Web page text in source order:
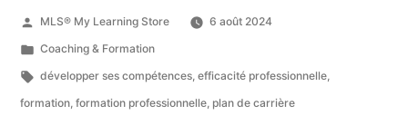
MLS® My Learning Store
6 août 2024
Coaching & Formation
développer ses compétences,efficacité professionnelle,
formation, formation professionnelle, plan de carrière